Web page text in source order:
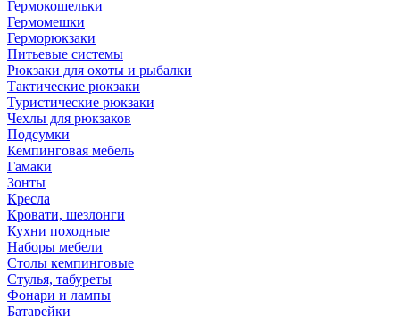
Гермокошельки
Гермомешки
Герморюкзаки
Питьевые системы
Рюкзаки для охоты и рыбалки
Тактические рюкзаки
Туристические рюкзаки
Чехлы для рюкзаков
Подсумки
Кемпинговая мебель
Гамаки
Зонты
Кресла
Кровати, шезлонги
Кухни походные
Наборы мебели
Столы кемпинговые
Стулья, табуреты
Фонари и лампы
Батарейки